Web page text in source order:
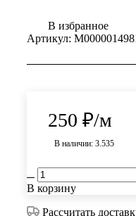
В избранное
Артикул:
250 ₽/м
В наличии: 3.535
В корзину
Рассчитать